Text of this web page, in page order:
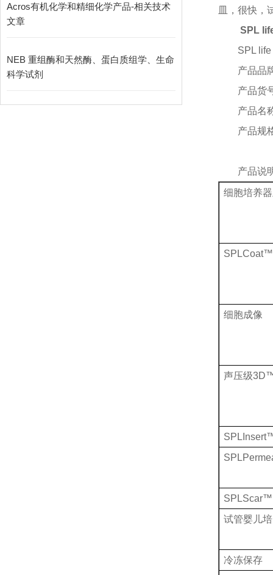
Acros有机化学和精细化学产品-相关技术
文章
NEB 重组酶和天然酶、蛋白质组学、生命
科学试剂
皿，很快，
SPL
SPL
产品品
产品货
产品名
产品规
产品说
细胞培养
SPLCoat™
细胞成像
声压级
SPLScar™
试管婴儿
冷冻保存